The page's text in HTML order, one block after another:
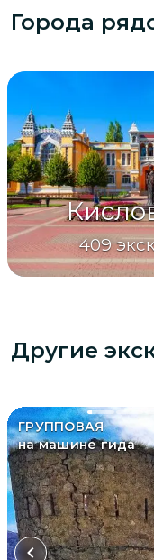
Города
409
Другие
ГРУППОВАЯ
на машине гида